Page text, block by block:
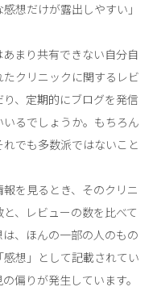
想だけが露出しやすい」
まり共有できない自分自
クリニックに関するレビ
、定期的にブログを発信
るでしょうか。もちろん
でも多数派ではないこと
を見るとき、そのクリニ
、レビューの数を比べて
、ほんの一部の人のもの
想」として記載されてい
偏りが発生しています。